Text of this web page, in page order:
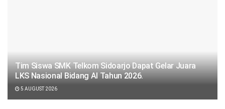
Tim Siswa SMK Telkom Sidoarjo Dapat Gelar Juara
LKS Nasional Bidang AI Tahun 2026.
5 AUGUST 2026